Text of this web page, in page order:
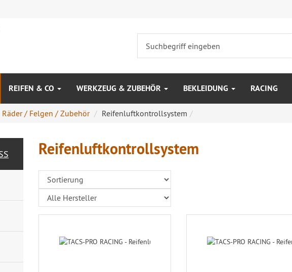
REIFEN & CO WERKZEUG & ZUBEHÖR BEKLEIDUNG RACING
Räder / Felgen / Zubehör Reifenluftkontrollsystem
Reifenluftkontrollsystem